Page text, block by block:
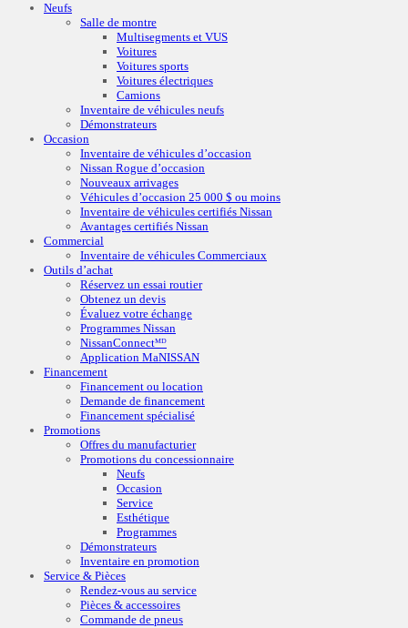
Neufs
Salle de montre
Multisegments et VUS
Voitures
Voitures sports
Voitures électriques
Camions
Inventaire de véhicules neufs
Démonstrateurs
Occasion
Inventaire de véhicules d’occasion
Nissan Rogue d’occasion
Nouveaux arrivages
Véhicules d’occasion 25 000 $ ou moins
Inventaire de véhicules certifiés Nissan
Avantages certifiés Nissan
Commercial
Inventaire de véhicules Commerciaux
Outils d’achat
Réservez un essai routier
Obtenez un devis
Évaluez votre échange
Programmes Nissan
NissanConnectᴹᴰ
Application MaNISSAN
Financement
Financement ou location
Demande de financement
Financement spécialisé
Promotions
Offres du manufacturier
Promotions du concessionnaire
Neufs
Occasion
Service
Esthétique
Programmes
Démonstrateurs
Inventaire en promotion
Service & Pièces
Rendez-vous au service
Pièces & accessoires
Commande de pneus